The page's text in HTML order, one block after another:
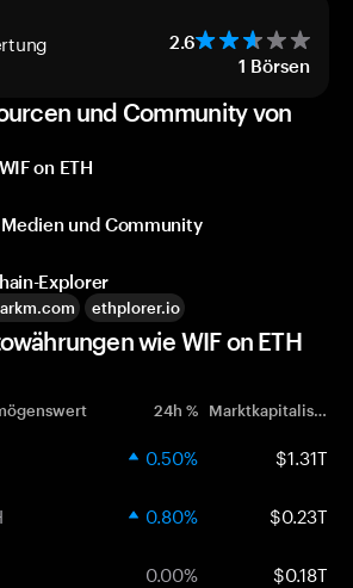
2.6
1 Börsen
und Community von
on ETH
Medien und Community
Explorer
ethplorer.io
wie WIF on ETH
24h % Marktkapitalisierung
0.50% $1.31T
0.80% $0.23T
0.00% $0.18T